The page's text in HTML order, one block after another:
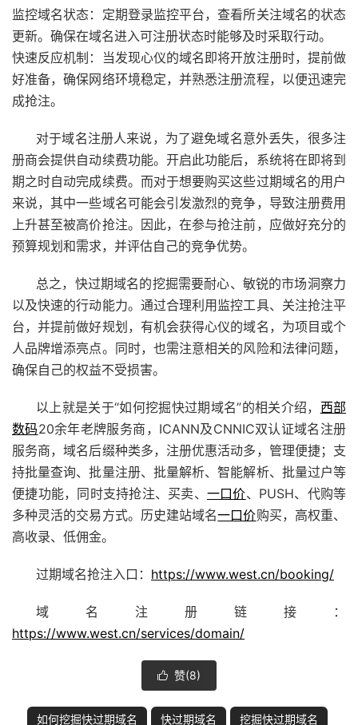
监控域名状态：定期登录监控平台，查看所关注域名的状态
更新。确保在域名进入可注册状态时能够及时采取行动。
快速反应机制：当发现心仪的域名即将开放注册时，提前做
好准备，确保网络环境稳定，并熟悉注册流程，以便迅速完
成抢注。
对于域名注册人来说，为了避免域名意外丢失，很多注
册商会提供自动续费功能。开启此功能后，系统将在即将到
期之时自动完成续费。而对于想要购买这些过期域名的用户
来说，其中一些域名可能会引发激烈的竞争，导致注册费用
上升甚至被高价抢注。因此，在参与抢注前，应做好充分的
预算规划和需求，并评估自己的竞争优势。
总之，快过期域名的挖掘需要耐心、敏锐的市场洞察力
以及快速的行动能力。通过合理利用监控工具、关注抢注平
台，并提前做好规划，有机会获得心仪的域名，为项目或个
人品牌增添亮点。同时，也需注意相关的风险和法律问题，
确保自己的权益不受损害。
以上就是关于“如何挖掘快过期域名”的相关介绍， 西部
数码20余年老牌服务商，ICANN及CNNIC双认证域名注册
服务商，域名后缀种类多，注册优惠活动多，管理便捷；支
持批量查询、批量注册、批量解析、智能解析、批量过户等
便捷功能，同时支持抢注、买卖、 一口价、PUSH、代购等
多种灵活的交易方式。历史建站域名一口价购买，高权重、
高收录、低佣金。
过期域名抢注入口： https://www.west.cn/booking/
域名注册链接：
https://www.west.cn/services/domain/
 赞(8)
如何挖掘快过期域名 快过期域名 挖掘快过期域名